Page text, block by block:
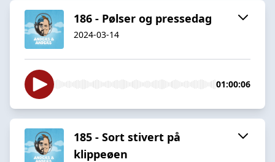
186 - Pølser og pressedag
2024-03-14
01:00:06
185 - Sort stivert på
klippeøen